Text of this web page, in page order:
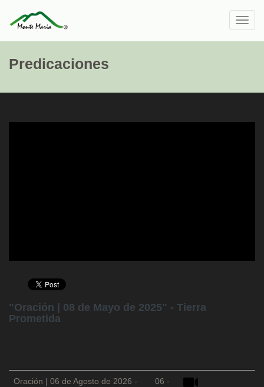
Predicaciones
"Oración | 08 de Mayo de 2025" - Tierra
Prometida
Oración | 06 de Agosto de 2026 -
06 -